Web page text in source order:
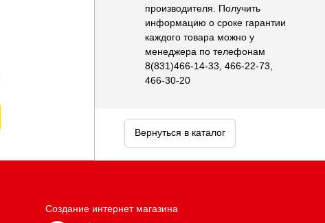
производителя. Получить
информацию о сроке гарантии
каждого товара можно у
менеджера по телефонам
8(831)466-14-33, 466-22-73,
466-30-20
Вернуться в каталог
Создание интернет магазина